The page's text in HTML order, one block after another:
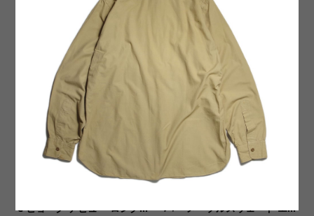
【CULTURES(カルチャー
ズ)】２種類入荷いたしまし
新商品3種類入荷いたしまし
た。
【MUSIC Tee(ミュージック
e ビョーク デビュー ロング...
【Clarks(クラークス)】Weav
バー メープルスウェード エ...